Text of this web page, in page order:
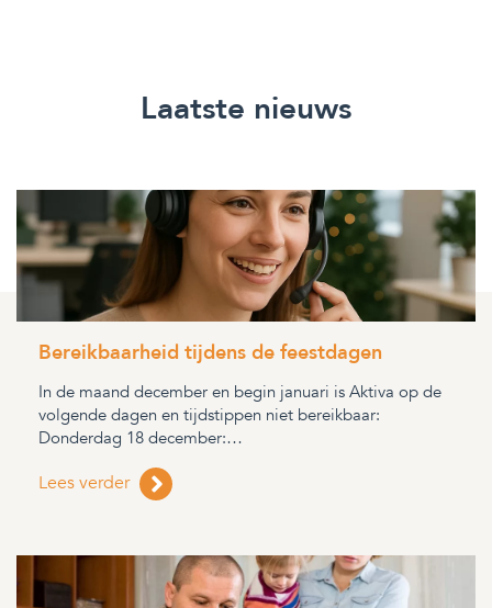
Laatste nieuws
Bereikbaarheid tijdens de feestdagen
In de maand december en begin januari is Aktiva op de
volgende dagen en tijdstippen niet bereikbaar:
Donderdag 18 december:…
Lees verder